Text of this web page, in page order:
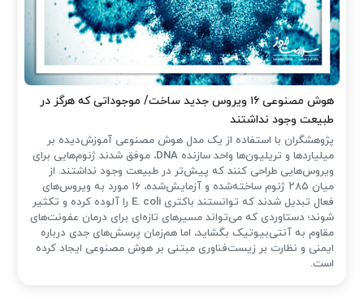
هوش مصنوعی ۱۶ ویروس جدید ساخت/ موجوداتی که هرگز در
طبیعت وجود نداشتند
پژوهشگران با استفاده از یک مدل هوش مصنوعی آموزش‌دیده بر
میلیاردها و تریلیون‌ها واحد سازنده DNA، موفق شدند ژنوم‌هایی برای
ویروس‌هایی طراحی کنند که پیش‌تر در طبیعت وجود نداشتند. از
میان ۲۸۵ ژنوم ساخته‌شده و آزمایش‌شده، ۱۶ مورد به ویروس‌های
فعال تبدیل شدند که توانستند باکتری E. coli را آلوده کرده و تکثیر
شوند؛ دستاوردی که می‌تواند مسیرهای تازه‌ای برای درمان عفونت‌های
مقاوم به آنتی‌بیوتیک بگشاید، اما هم‌زمان پرسش‌های جدی درباره
ایمنی و نظارت بر زیست‌فناوری مبتنی بر هوش مصنوعی ایجاد کرده
است.